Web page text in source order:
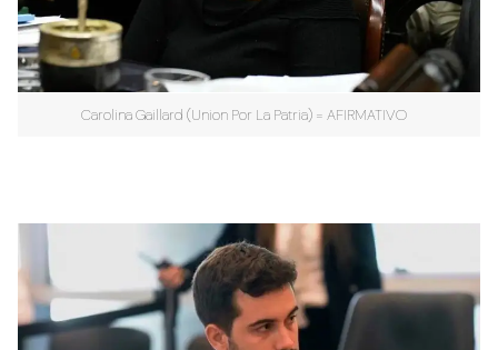
Carolina Gaillard (Union Por La Patria) = AFIRMATIVO